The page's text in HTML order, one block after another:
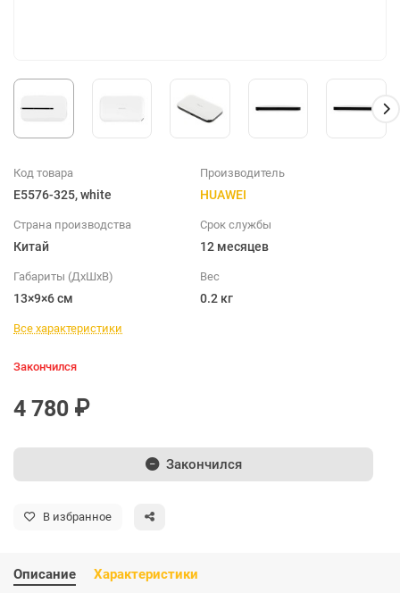
Код товара
E5576-325, white
Производитель
HUAWEI
Страна производства
Китай
Срок службы
12 месяцев
Габариты (ДхШхВ)
13×9×6 см
Вес
0.2 кг
Все характеристики
Закончился
4 780 ₽
Закончился
В избранное
Описание Характеристики